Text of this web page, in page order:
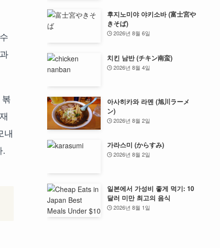
내
.
후지노미야 야키소바 (富士宮や
きそば)
2026년 8월 6일
치킨 남반 (チキン南蛮)
2026년 8월 4일
아사히카와 라멘 (旭川ラーメ
ン)
2026년 8월 2일
가라스미 (からすみ)
2026년 8월 2일
일본에서 가성비 좋게 먹기: 10
달러 미만 최고의 음식
2026년 8월 1일